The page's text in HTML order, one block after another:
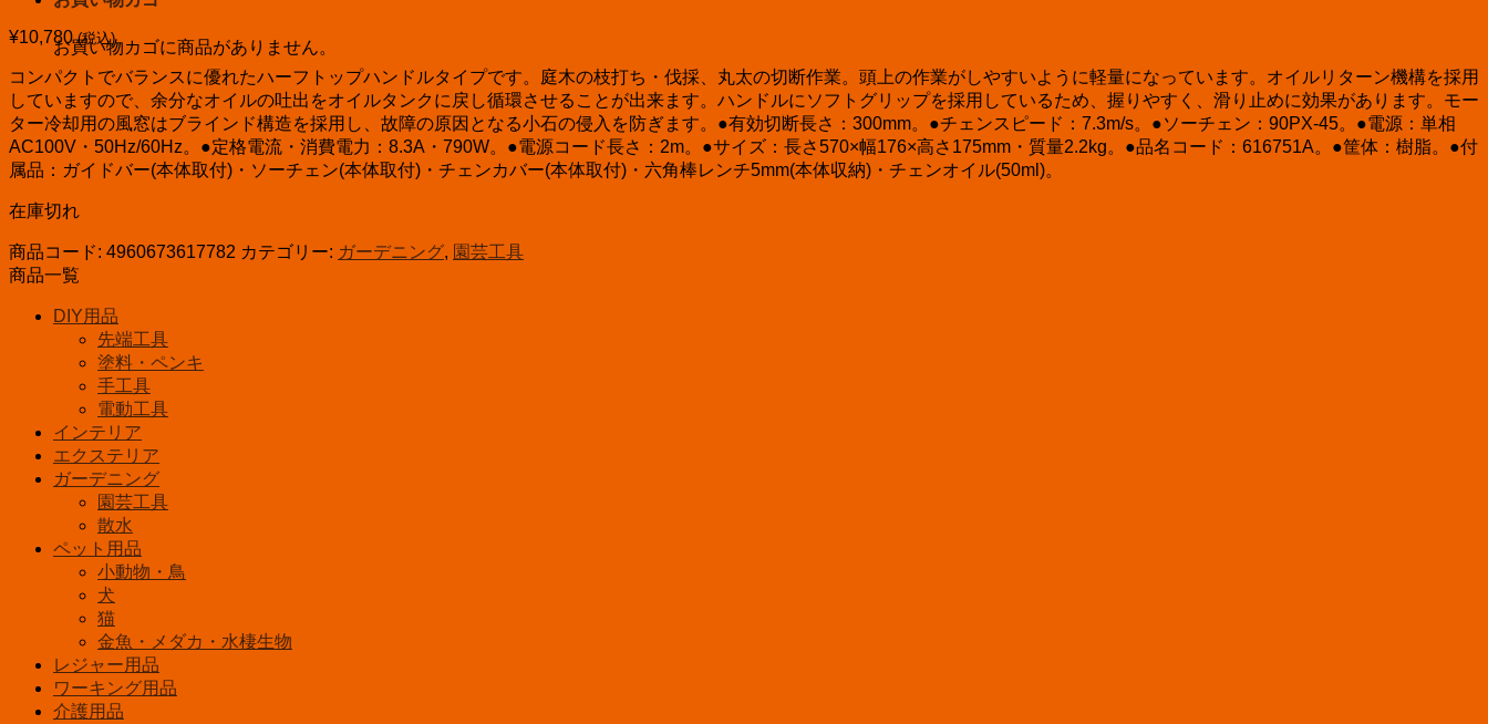
お買い物カゴに商品がありません。
¥10,780 (税込)
コンパクトでバランスに優れたハーフトップハンドルタイプです。庭木の枝打ち・伐採、丸太の切断作業。頭上の作業がしやすいように軽量になっています。オイルリターン機構を採用
していますので、余分なオイルの吐出をオイルタンクに戻し循環させることが出来ます。ハンドルにソフトグリップを採用しているため、握りやすく、滑り止めに効果があります。モー
ター冷却用の風窓はブラインド構造を採用し、故障の原因となる小石の侵入を防ぎます。●有効切断長さ：300mm。●チェンスピード：7.3m/s。●ソーチェン：90PX-45。●電源：単相
AC100V・50Hz/60Hz。●定格電流・消費電力：8.3A・790W。●電源コード長さ：2m。●サイズ：長さ570×幅176×高さ175mm・質量2.2kg。●品名コード：616751A。●筐体：樹脂。●付
属品：ガイドバー(本体取付)・ソーチェン(本体取付)・チェンカバー(本体取付)・六角棒レンチ5mm(本体収納)・チェンオイル(50ml)。
在庫切れ
商品コード: 4960673617782 カテゴリー: ガーデニング, 園芸工具
商品一覧
DIY用品
先端工具
塗料・ペンキ
手工具
電動工具
インテリア
エクステリア
ガーデニング
園芸工具
散水
ペット用品
小動物・鳥
犬
猫
金魚・メダカ・水棲生物
レジャー用品
ワーキング用品
介護用品